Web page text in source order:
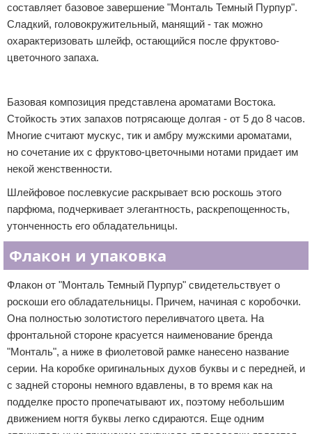
составляет базовое завершение "Монталь Темный Пурпур".
Сладкий, головокружительный, манящий - так можно
охарактеризовать шлейф, остающийся после фруктово-
цветочного запаха.
Базовая композиция представлена ароматами Востока.
Стойкость этих запахов потрясающе долгая - от 5 до 8 часов.
Многие считают мускус, тик и амбру мужскими ароматами,
но сочетание их с фруктово-цветочными нотами придает им
некой женственности.
Шлейфовое послевкусие раскрывает всю роскошь этого
парфюма, подчеркивает элегантность, раскрепощенность,
утонченность его обладательницы.
Флакон и упаковка
Флакон от "Монталь Темный Пурпур" свидетельствует о
роскоши его обладательницы. Причем, начиная с коробочки.
Она полностью золотистого переливчатого цвета. На
фронтальной стороне красуется наименование бренда
"Монталь", а ниже в фиолетовой рамке нанесено название
серии. На коробке оригинальных духов буквы и с передней, и
с задней стороны немного вдавлены, в то время как на
подделке просто пропечатывают их, поэтому небольшим
движением ногтя буквы легко сдираются. Еще одним